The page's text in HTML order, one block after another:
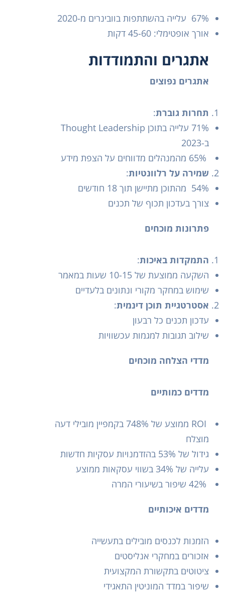
67% עלייה בהשתתפות בוובינרים מ-2020
אורך אופטימלי: 45-60 דקות
אתגרים והתמודדות
אתגרים נפוצים
תחרות גוברת:
71% עלייה בתוכן Thought Leadership
ב-2023
שמירה על רלוונטיות:
54% מהתוכן מתיישן תוך 18 חודשים
צורך בעדכון תכוף של תכנים
פתרונות מוכחים
התמקדות באיכות:
השקעה ממוצעת של 10-15 שעות במאמר
שימוש במחקר מקורי ונתונים בלעדיים
אסטרטגיית תוכן דינמית:
עדכון תכנים כל רבעון
שילוב תגובות למגמות עכשוויות
מדדי הצלחה מוכחים
מדדים כמותיים
ROI ממוצע של 748% בקמפיין מובילי דעה
מוצלח
גידול של 53% בהזדמנויות עסקיות חדשות
עלייה של 34% בשווי עסקאות ממוצע
מדדים איכותיים
הזמנות לכנסים מובילים בתעשייה
אזכורים במחקרי אנליסטים
ציטוטים בתקשורת המקצועית
שיפור במדד המוניטין התאגידי